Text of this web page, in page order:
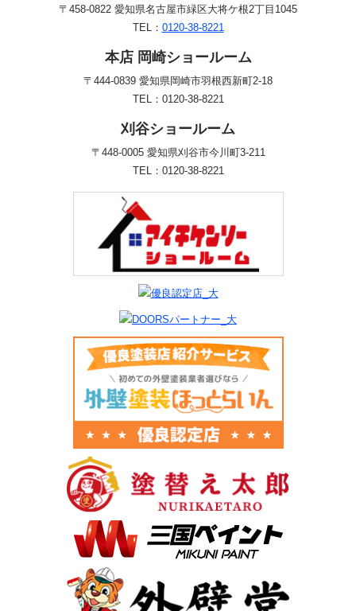
〒458-0822 愛知県名古屋市緑区大将ケ根2丁目1045
TEL： 0120-38-8221
本店 岡崎ショールーム
〒444-0839 愛知県岡崎市羽根西新町2-18
TEL：0120-38-8221
刈谷ショールーム
〒448-0005 愛知県刈谷市今川町3-211
TEL：0120-38-8221